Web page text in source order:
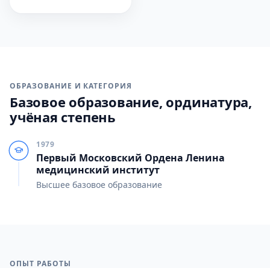
ОБРАЗОВАНИЕ И КАТЕГОРИЯ
Базовое образование, ординатура,
учёная степень
1979
Первый Московский Ордена Ленина
медицинский институт
Высшее базовое образование
ОПЫТ РАБОТЫ